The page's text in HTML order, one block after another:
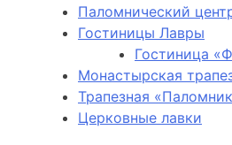
Паломнический
Гостиницы Лавры
Гостиница
Монастырская
Трапезная
Церковные лавки